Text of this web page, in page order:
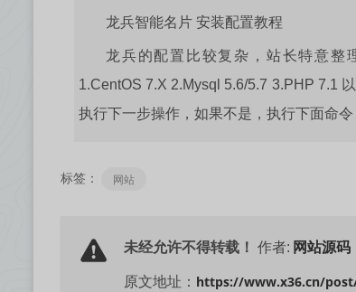
龙兵智能名片 安装配置教程
龙兵的配置比较复杂，站长特意整
1.CentOS 7.X 2.Mysql 5.6/5.7 3.PHP 7.1
执行下一步操作，如果不是，执行下面命
标签： 网站
未经允许不得转载！ 作者: 网站源码
原文地址： https://www.x36.cn/